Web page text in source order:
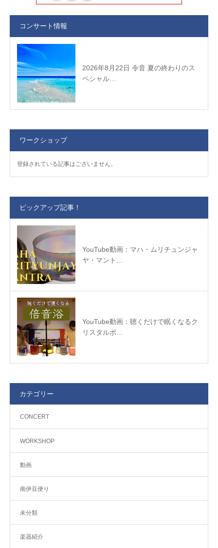
コンサート情報
2026年8月22日 令音 夏の終わりのス
ペシャル…
ワークショップ
登録されている記事はございません。
ピックアップ記事！
YouTube動画：マハ・ムリチュンジャ
ヤ・マント…
YouTube動画：聴くだけで眠くなるク
リスタルボ…
カテゴリー
CONCERT
WORKSHOP
動画
南伊豆便り
未分類
楽器紹介